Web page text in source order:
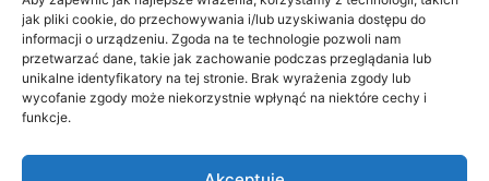
jak pliki cookie, do przechowywania i/lub uzyskiwania dostępu do
informacji o urządzeniu. Zgoda na te technologie pozwoli nam
przetwarzać dane, takie jak zachowanie podczas przeglądania lub
unikalne identyfikatory na tej stronie. Brak wyrażenia zgody lub
wycofanie zgody może niekorzystnie wpłynąć na niektóre cechy i
funkcje.
biuro@odpowiedzinasprawdziany.pl